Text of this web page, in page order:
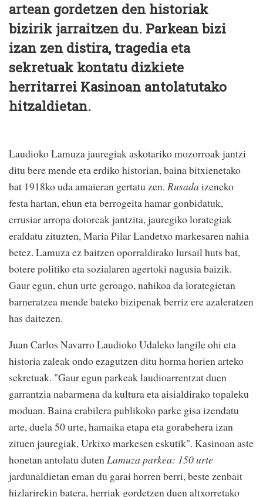
artean gordetzen den historiak
bizirik jarraitzen du. Parkean bizi
izan zen distira, tragedia eta
sekretuak kontatu dizkiete
herritarrei Kasinoan antolatutako
hitzaldietan.
Laudioko Lamuza jauregiak askotariko mozorroak jantzi
ditu bere mende eta erdiko historian, baina bitxienetako
bat 1918ko uda amaieran gertatu zen. Rusada izeneko
festa hartan, ehun eta berrogeita hamar gonbidatuk,
errusiar arropa dotoreak jantzita, jauregiko lorategiak
eraldatu zituzten, Maria Pilar Landetxo markesaren nahia
betez. Lamuza ez baitzen oporraldirako lursail huts bat,
botere politiko eta sozialaren agertoki nagusia baizik.
Gaur egun, ehun urte geroago, nahikoa da lorategietan
barneratzea mende bateko bizipenak berriz ere azaleratzen
has daitezen.
Juan Carlos Navarro Laudioko Udaleko langile ohi eta
historia zaleak ondo ezagutzen ditu horma horien arteko
sekretuak. "Gaur egun parkeak laudioarrentzat duen
garrantzia nabarmena da kultura eta aisialdirako topaleku
moduan. Baina erabilera publikoko parke gisa izendatu
arte, duela 50 urte, hamaika etapa eta gorabehera izan
zituen jauregiak, Urkixo markesen eskutik". Kasinoan aste
honetan antolatu dutenLamuza parkea: 150 urte
jardunaldietan eman du garai horren berri, beste zenbait
hizlarirekin batera, herriak gordetzen duen altxorretako